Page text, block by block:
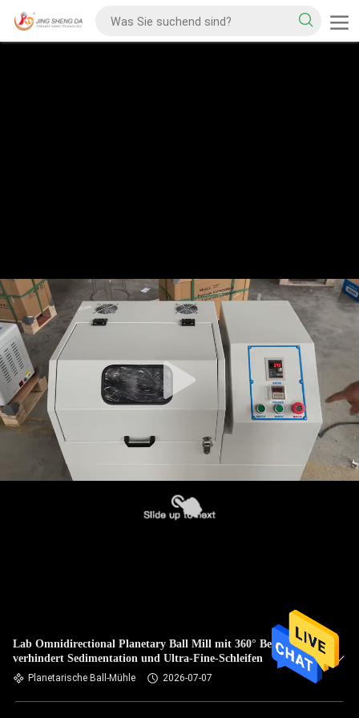
Lab Omnidirectional Planetary Ball Mill mit 360° Bewegung,
verhindert Sedimentation und Ultra-Fine-Schleifen
Planetarische Ball-Mühle 2026-07-07